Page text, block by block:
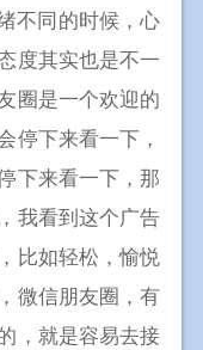
不同的时候，心
度其实也是不一
圈是一个欢迎的
停下来看一下，
下来看一下，那
我看到这个广告
比如轻松，愉悦
微信朋友圈，有
，就是容易去接